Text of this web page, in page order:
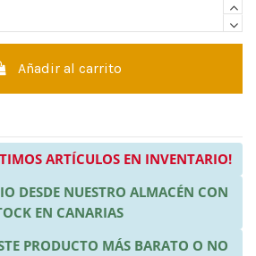
Añadir al carrito
ARTÍCULOS EN INVENTARIO!
DESDE NUESTRO ALMACÉN CON
EN CANARIAS
PRODUCTO MÁS BARATO O NO